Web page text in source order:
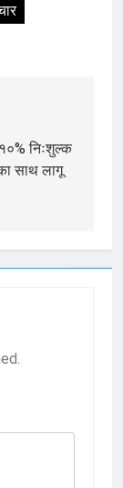
निःशुल्क
साथ लागू